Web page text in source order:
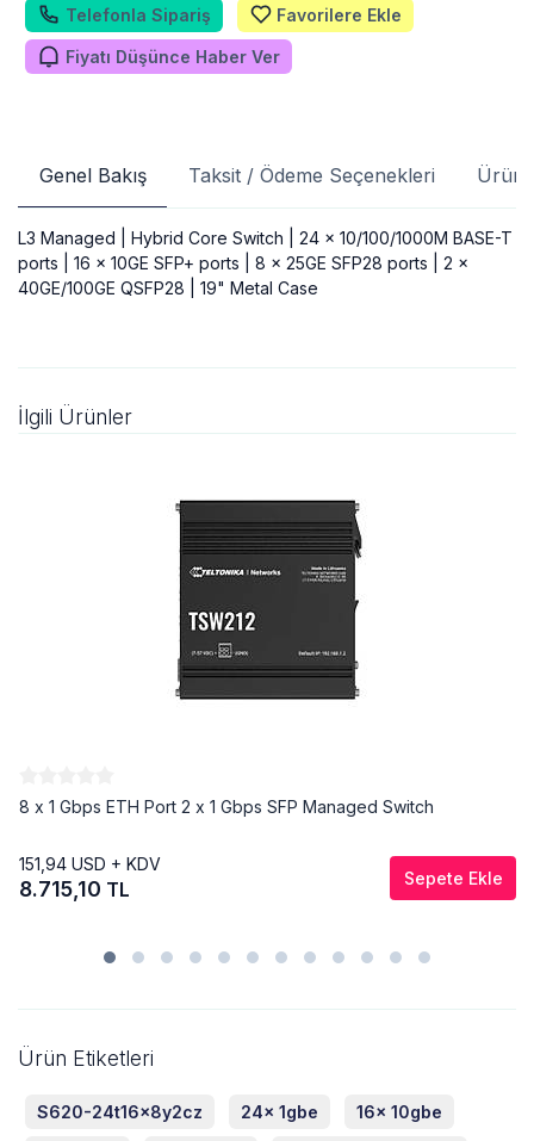
Telefonla Sipariş Favorilere Ekle
Fiyatı Düşünce Haber Ver
Genel Bakış Taksit / Ödeme Seçenekleri Ürün
L3 Managed | Hybrid Core Switch | 24 x 10/100/1000M BASE-T
ports | 16 x 10GE SFP+ ports | 8 x 25GE SFP28 ports | 2 x
40GE/100GE QSFP28 | 19" Metal Case
İlgili Ürünler
8 x 1 Gbps ETH Port 2 x 1 Gbps SFP Managed Switch
151,94 USD + KDV
8.715,10 TL Sepete Ekle
Ürün Etiketleri
S620-24t16x8y2cz 24x 1gbe 16x 10gbe